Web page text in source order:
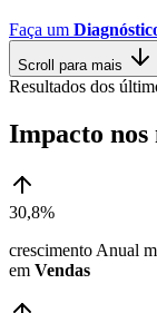
Faça um
Scroll para mais
Resultados dos
Impacto nos
30,8%
crescimento Anual
em Vendas